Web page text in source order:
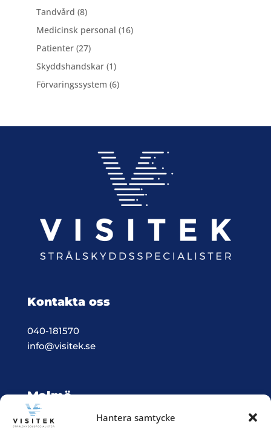
Hantera samtycke
produkter
Tandvård 88
produkter
Medicinsk personal 1616
Patienter 2727
produkter
Skyddshandskar 11
produkt
Förvaringssystem 66
Kontakta oss
040-181570
info@visitek.se
Malmö
Vision & Teknik System i Malmö